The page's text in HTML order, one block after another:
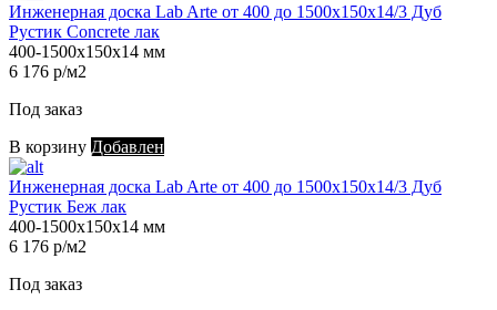
Инженерная доска Lab Arte от 400 до 1500х150х14/3 Дуб
Рустик Concrete лак
400-1500х150х14 мм
6 176 р/м2
Под заказ
В корзину Добавлен
Инженерная доска Lab Arte от 400 до 1500х150х14/3 Дуб
Рустик Беж лак
400-1500х150х14 мм
6 176 р/м2
Под заказ